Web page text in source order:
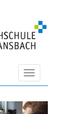
Navigation